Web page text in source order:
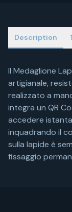
Description
Il Medaglione
artigianale,
realizzato a
integra un QR
accedere
inquadrando il
sulla lapide è
fissaggio